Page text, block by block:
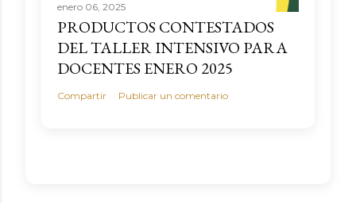
enero 06, 2025
PRODUCTOS CONTESTADOS
DEL TALLER INTENSIVO PARA
DOCENTES ENERO 2025
Compartir Publicar un comentario